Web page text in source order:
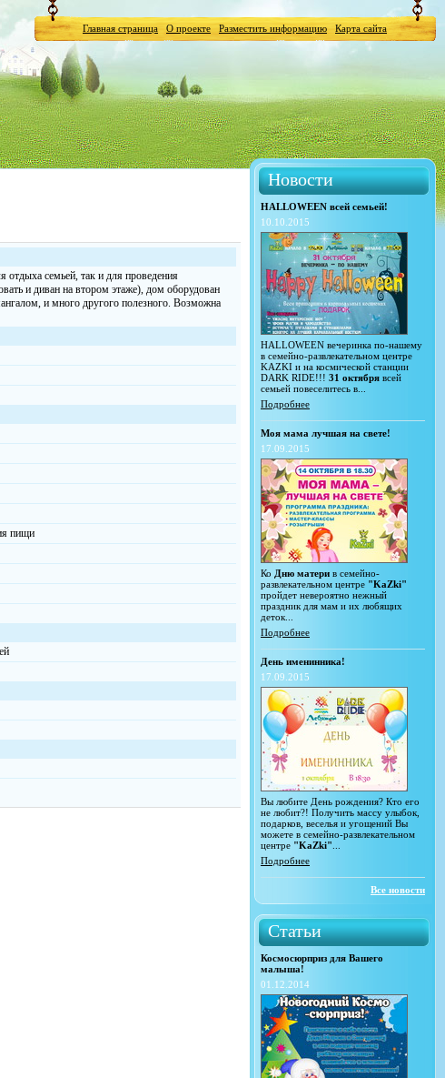
Главная страница О проекте Разместить информацию Карта сайта
семьей, так и для проведения
и диван на втором этаже), дом оборудован
и много другого полезного. Возможна
пищи
Новости
HALLOWEEN всей семьей!
10.10.2015
HALLOWEEN вечеринка по-нашему
в семейно-развлекательном центре
KAZKI и на космической станции
DARK RIDE!!! 31 октября всей
семьей повеселитесь в...
Подробнее
Моя мама лучшая на свете!
17.09.2015
Ко Дню матери в семейно-
развлекательном центре "KaZki"
пройдет невероятно нежный
праздник для мам и их любящих
деток...
Подробнее
День именинника!
17.09.2015
Вы любите День рождения? Кто его
не любит?! Получить массу улыбок,
подарков, веселья и угощений Вы
можете в семейно-развлекательном
центре "KaZki"
Подробнее
Все новости
Статьи
Космосюрприз для Вашего
малыша!
01.12.2014